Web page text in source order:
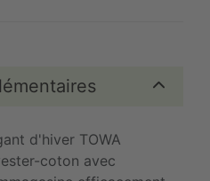
d'hiver TOWA
coton avec